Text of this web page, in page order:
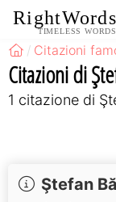
RightWords
TIMELESS WORDS
Citazioni
Citazioni di
1 citazione di
Ştefan